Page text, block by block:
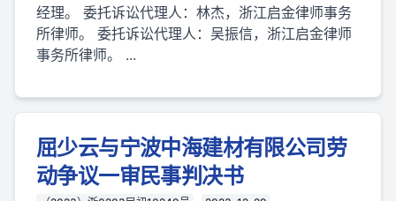
经理。 委托诉讼代理人：林杰，浙江启金律师事务
所律师。 委托诉讼代理人：吴振信，浙江启金律师
事务所律师。 ...
屈少云与宁波中海建材有限公司劳
动争议一审民事判决书